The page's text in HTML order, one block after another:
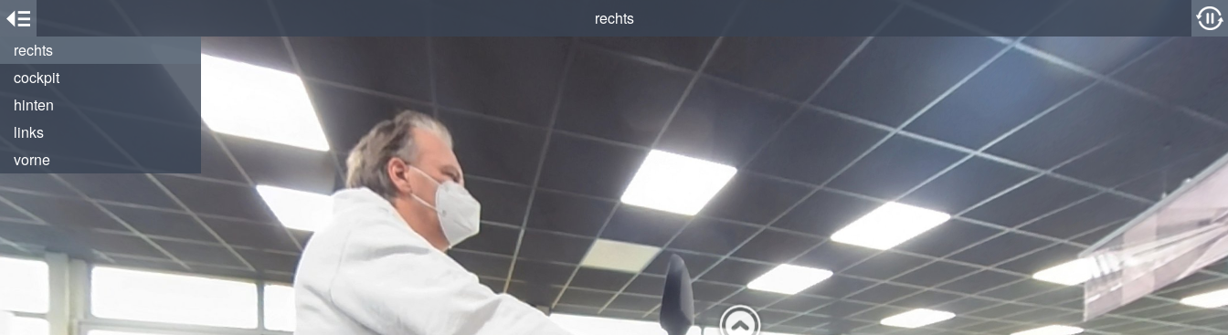
rechts
cockpit
hinten
links
vorne
rechts